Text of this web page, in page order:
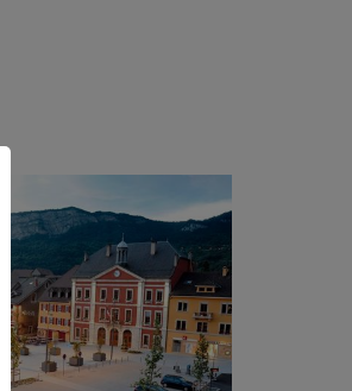
2'47"
2'36"
3'02"
2'05"